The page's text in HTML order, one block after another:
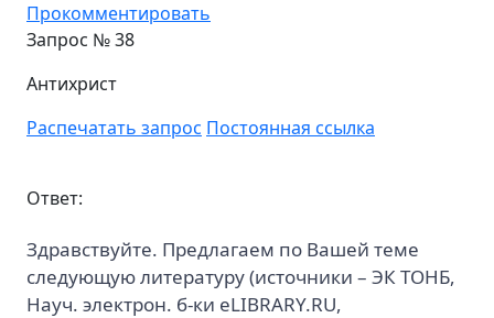
Прокомментировать
Запрос №38
Антихрист
Распечатать запрос Постоянная ссылка
Ответ:
Здравствуйте. Предлагаем по Вашей теме
следующую литературу (источники – ЭК ТОНБ,
Науч. электрон. б-ки eLIBRARY.RU,